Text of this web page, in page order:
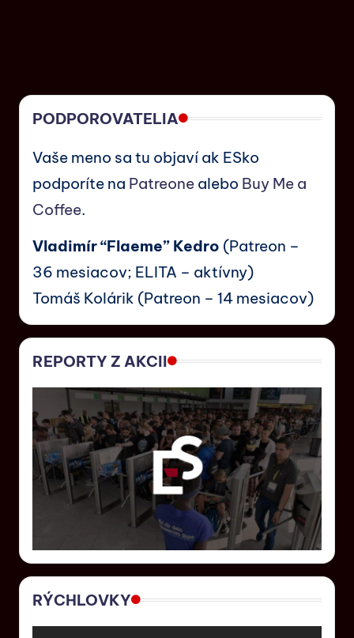
PODPOROVATELIA
Vaše meno sa tu objaví ak ESko
podporíte na Patreone alebo Buy Me a
Coffee.
Vladimír “Flaeme” Kedro (Patreon –
36 mesiacov; ELITA – aktívny)
Tomáš Kolárik (Patreon – 14 mesiacov)
REPORTY Z AKCII
RÝCHLOVKY